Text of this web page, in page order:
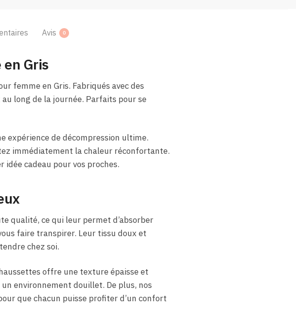
Avis 0
Gris
femme en Gris. Fabriqués avec des
long de la journée. Parfaits pour se
expérience de décompression ultime.
immédiatement la chaleur réconfortante.
cadeau pour vos proches.
qualité, ce qui leur permet d’absorber
faire transpirer. Leur tissu doux et
chez soi.
offre une texture épaisse et
environnement douillet. De plus, nos
que chacun puisse profiter d’un confort